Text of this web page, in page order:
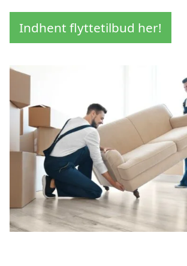
Indhent flyttetilbud her!